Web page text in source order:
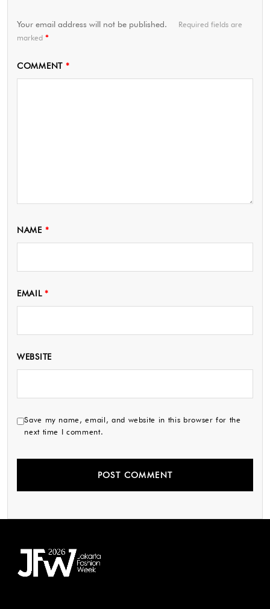
Your email address will not be published.
Required fields are
marked *
COMMENT *
NAME *
EMAIL*
WEBSITE
Save my name, email, and website in this browser for the
next time I comment.